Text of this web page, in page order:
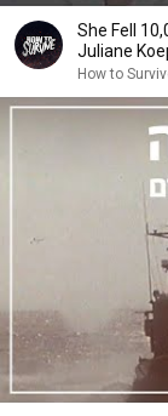
She Fell
Juliane
How to